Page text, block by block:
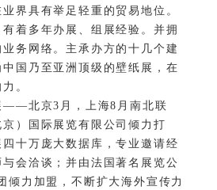
界具有举足轻重的贸易地位。
多年办展、组展经验。并拥
务网络。主承办方的十几个建
国乃至亚洲顶级的壁纸展，在
。
北京3月，上海8月南北联
）国际展览有限公司倾力打
十万庞大数据库，专业邀请经
会洽谈；并由法国著名展览公
倾力加盟，不断扩大海外宣传力